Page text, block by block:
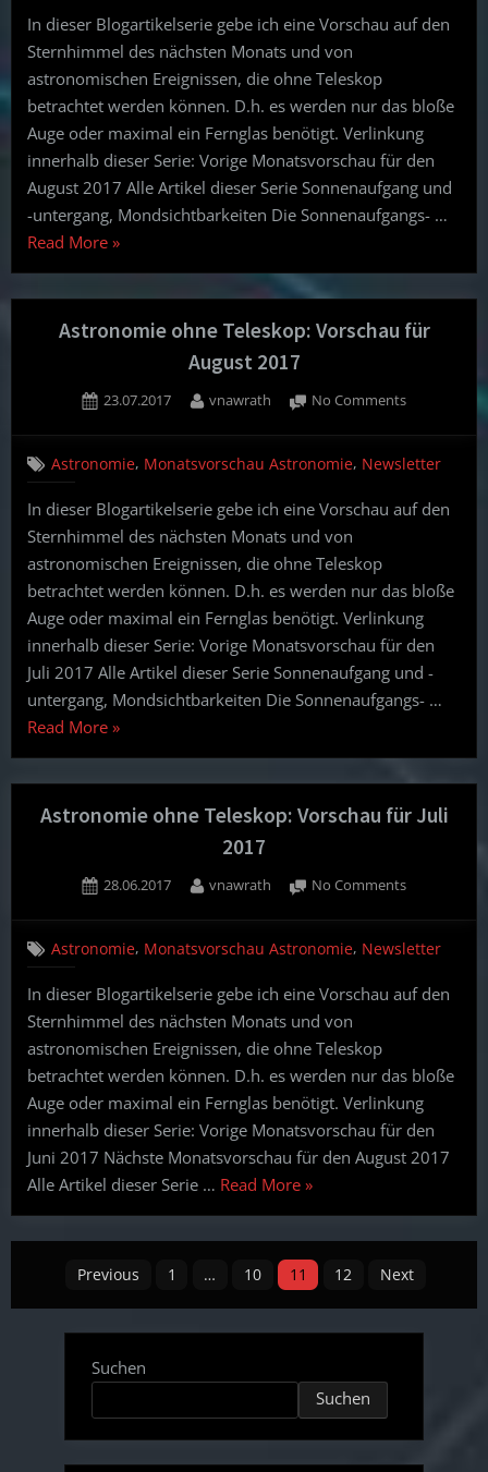
für
In dieser Blogartikelserie gebe ich eine Vorschau auf den
Sternhimmel des nächsten Monats und von
astronomischen Ereignissen, die ohne Teleskop
betrachtet werden können. D.h. es werden nur das bloße
Auge oder maximal ein Fernglas benötigt. Verlinkung
innerhalb dieser Serie: Vorige Monatsvorschau für den
August 2017 Alle Artikel dieser Serie Sonnenaufgang und
-untergang, Mondsichtbarkeiten Die Sonnenaufgangs- …
Read More“Astronomie
ohne
Teleskop:
Vorschau
2017”
»
Astronomie ohne Teleskop: Vorschau für
August 2017
Posted
23.07.2017 By
vnawrath No Commentson
Teleskop:
für
Astronomie, Monatsvorschau Astronomie, Newsletter
In dieser Blogartikelserie gebe ich eine Vorschau auf den
Sternhimmel des nächsten Monats und von
astronomischen Ereignissen, die ohne Teleskop
betrachtet werden können. D.h. es werden nur das bloße
Auge oder maximal ein Fernglas benötigt. Verlinkung
innerhalb dieser Serie: Vorige Monatsvorschau für den
Juli 2017 Alle Artikel dieser Serie Sonnenaufgang und -
untergang, Mondsichtbarkeiten Die Sonnenaufgangs- …
Read More“Astronomie
ohne
Teleskop:
Vorschau
2017”
»
Astronomie ohne Teleskop: Vorschau für Juli
2017
Posted
28.06.2017 By
vnawrath No Commentson
Teleskop:
für
Astronomie, Monatsvorschau Astronomie, Newsletter
In dieser Blogartikelserie gebe ich eine Vorschau auf den
Sternhimmel des nächsten Monats und von
astronomischen Ereignissen, die ohne Teleskop
betrachtet werden können. D.h. es werden nur das bloße
Auge oder maximal ein Fernglas benötigt. Verlinkung
innerhalb dieser Serie: Vorige Monatsvorschau für den
Juni 2017 Nächste Monatsvorschau für den August 2017
Alle Artikel dieser Serie … Read More“Astronomie
ohne
Teleskop:
Vorschau
für
»
pagination
Previous 1 … 10 11 12 Next
Suchen
Suchen